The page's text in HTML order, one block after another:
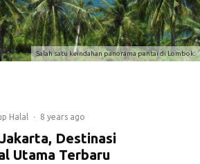
Salah satu keindahan panorama pantai di Lombok.
Halal · 8 years ago
Destinasi
Utama Terbaru